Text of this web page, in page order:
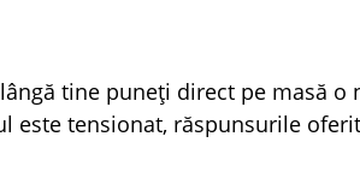
tine puneți direct pe masă
este tensionat, răspunsurile